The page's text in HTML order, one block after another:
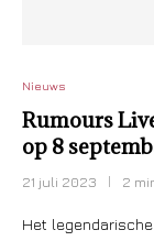
Nieuws
Rumours
op 8
21 juli 2023 2
Het